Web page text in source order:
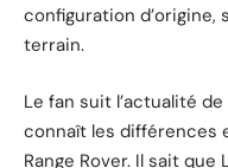
configuration
terrain.
Le fan suit l’actualité
connaît les différences
Range Rover. Il sait